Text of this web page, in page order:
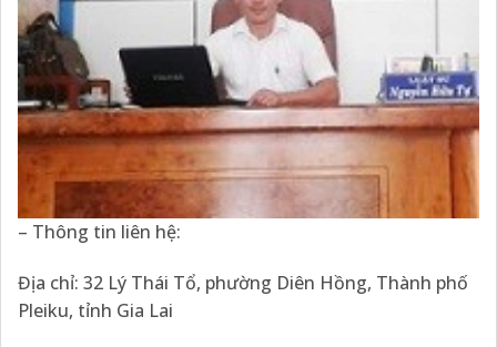
– Thông tin liên hệ:
Địa chỉ: 32 Lý Thái Tổ, phường Diên Hồng, Thành phố
Pleiku, tỉnh Gia Lai